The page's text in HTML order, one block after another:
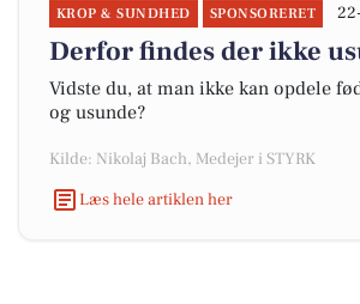
KROP & SUNDHED SPONSORERET
Derfor findes der ikke
Vidste du, at man ikke kan opdele
og usunde?
Kilde: Nikolaj Bach, Medejer i STYRK
Læs hele artiklen her